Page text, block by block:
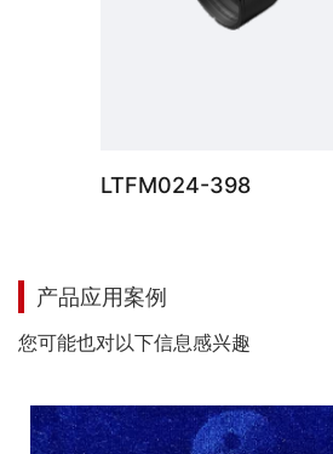
LTFM024-398
产品应用案例
您可能也对以下信息感兴趣